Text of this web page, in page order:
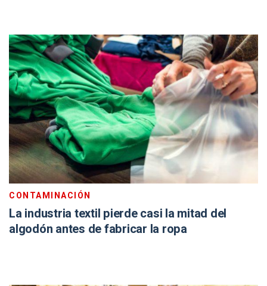
CONTAMINACIÓN
La industria textil pierde casi la mitad del
algodón antes de fabricar la ropa